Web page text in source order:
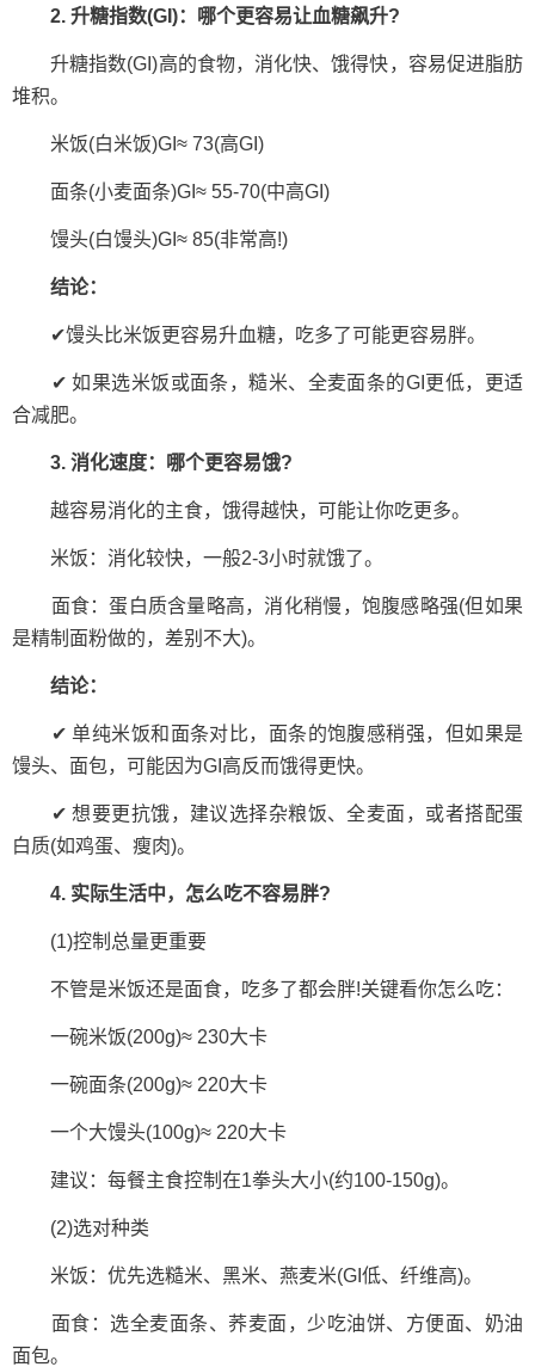
2. 升糖指数(GI)：哪个更容易让血糖飙升?
升糖指数(GI)高的食物，消化快、饿得快，容易促进脂肪
堆积。
米饭(白米饭)GI≈ 73(高GI)
面条(小麦面条)GI≈ 55-70(中高GI)
馒头(白馒头)GI≈ 85(非常高!)
结论：
✔馒头比米饭更容易升血糖，吃多了可能更容易胖。
✔ 如果选米饭或面条，糙米、全麦面条的GI更低，更适
合减肥。
3. 消化速度：哪个更容易饿?
越容易消化的主食，饿得越快，可能让你吃更多。
米饭：消化较快，一般2-3小时就饿了。
面食：蛋白质含量略高，消化稍慢，饱腹感略强(但如果
是精制面粉做的，差别不大)。
结论：
✔ 单纯米饭和面条对比，面条的饱腹感稍强，但如果是
馒头、面包，可能因为GI高反而饿得更快。
✔ 想要更抗饿，建议选择杂粮饭、全麦面，或者搭配蛋
白质(如鸡蛋、瘦肉)。
4. 实际生活中，怎么吃不容易胖?
(1)控制总量更重要
不管是米饭还是面食，吃多了都会胖!关键看你怎么吃：
一碗米饭(200g)≈ 230大卡
一碗面条(200g)≈ 220大卡
一个大馒头(100g)≈ 220大卡
建议：每餐主食控制在1拳头大小(约100-150g)。
(2)选对种类
米饭：优先选糙米、黑米、燕麦米(GI低、纤维高)。
面食：选全麦面条、荞麦面，少吃油饼、方便面、奶油
面包。